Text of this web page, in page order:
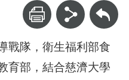
回上一頁
戰隊，衛生福利部食
育部，結合慈濟大學